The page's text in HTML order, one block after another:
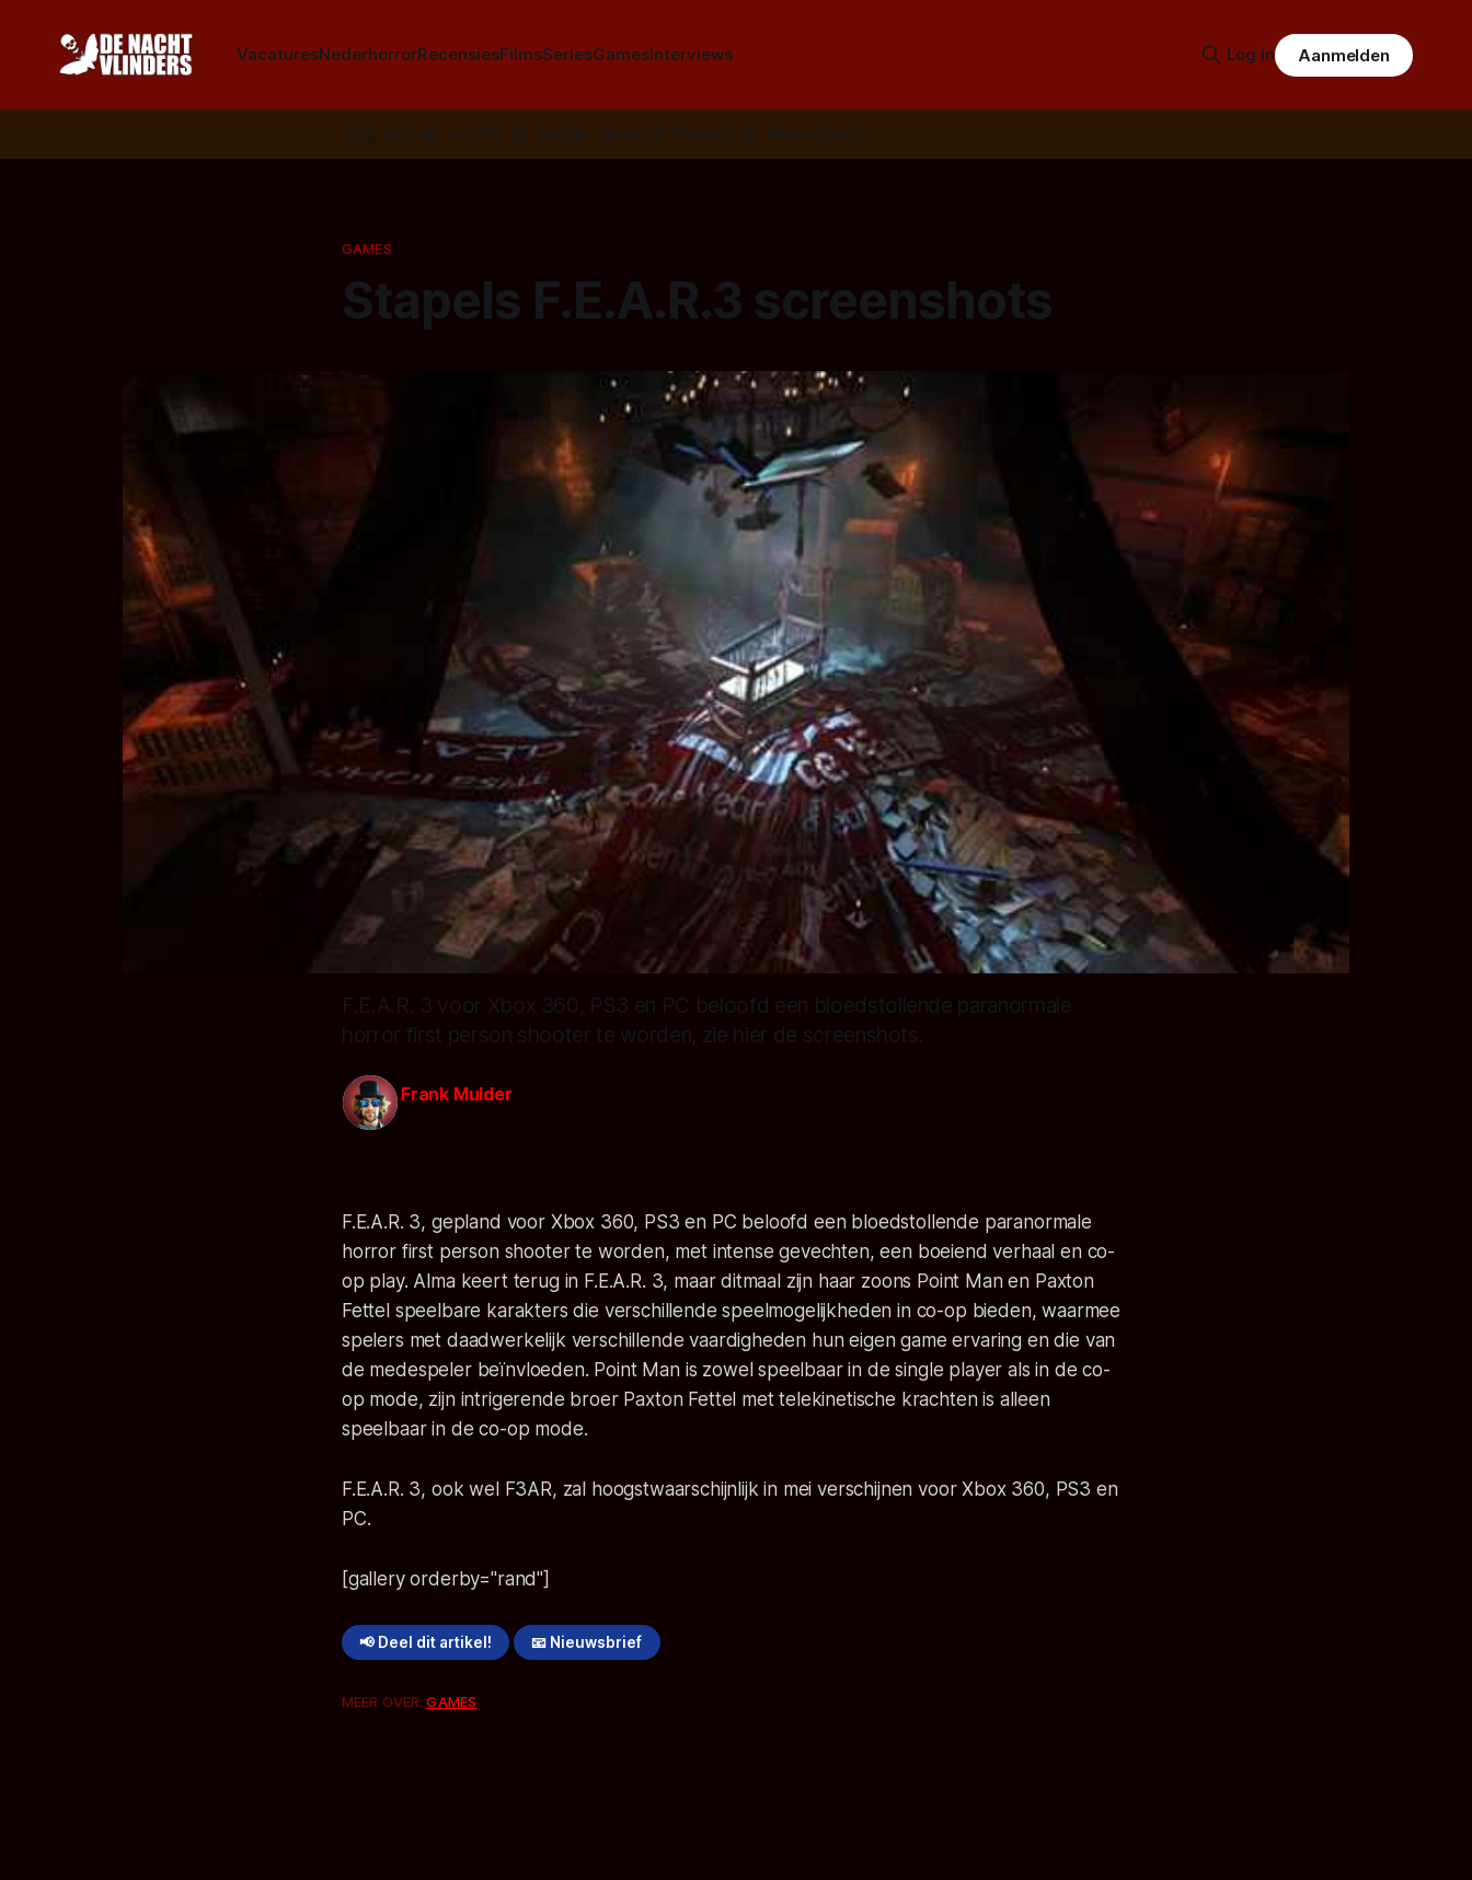
VacaturesNederhorrorRecensiesFilmsSeriesGamesInterviews Log in Aanmelden
Volg ons op: 📣 RSS 📰 Google News 🦋 Bluesky ✉️ Nieuwsbrief
GAMES
Stapels F.E.A.R.3 screenshots
F.E.A.R. 3 voor Xbox 360, PS3 en PC beloofd een bloedstollende paranormale
horror first person shooter te worden, zie hier de screenshots.
Frank Mulder
F.E.A.R. 3, gepland voor Xbox 360, PS3 en PC beloofd een bloedstollende paranormale
horror first person shooter te worden, met intense gevechten, een boeiend verhaal en co-
op play. Alma keert terug in F.E.A.R. 3, maar ditmaal zijn haar zoons Point Man en Paxton
Fettel speelbare karakters die verschillende speelmogelijkheden in co-op bieden, waarmee
spelers met daadwerkelijk verschillende vaardigheden hun eigen game ervaring en die van
de medespeler beïnvloeden. Point Man is zowel speelbaar in de single player als in de co-
op mode, zijn intrigerende broer Paxton Fettel met telekinetische krachten is alleen
speelbaar in de co-op mode.
F.E.A.R. 3, ook wel F3AR, zal hoogstwaarschijnlijk in mei verschijnen voor Xbox 360, PS3 en
PC.
[gallery orderby="rand"]
📢 Deel dit artikel! 📧 Nieuwsbrief
MEER OVER:GAMES